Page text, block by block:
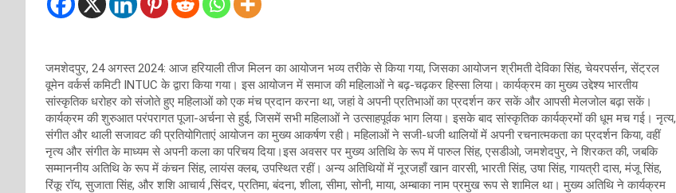
जमशेदपुर, 24 अगस्त 2024: आज हरियाली तीज मिलन का आयोजन भव्य तरीके से किया गया, जिसका आयोजन श्रीमती देविका सिंह, चेयरपर्सन, सेंट्रल
वूमेन वर्कर्स कमिटी INTUC के द्वारा किया गया। इस आयोजन में समाज की महिलाओं ने बढ़-चढ़कर हिस्सा लिया। कार्यक्रम का मुख्य उद्देश्य भारतीय
सांस्कृतिक धरोहर को संजोते हुए महिलाओं को एक मंच प्रदान करना था, जहां वे अपनी प्रतिभाओं का प्रदर्शन कर सकें और आपसी मेलजोल बढ़ा सकें।
कार्यक्रम की शुरुआत परंपरागत पूजा-अर्चना से हुई, जिसमें सभी महिलाओं ने उत्साहपूर्वक भाग लिया। इसके बाद सांस्कृतिक कार्यक्रमों की धूम मच गई। नृत्य,
संगीत और थाली सजावट की प्रतियोगिताएं आयोजन का मुख्य आकर्षण रही। महिलाओं ने सजी-धजी थालियों में अपनी रचनात्मकता का प्रदर्शन किया, वहीं
नृत्य और संगीत के माध्यम से अपनी कला का परिचय दिया।इस अवसर पर मुख्य अतिथि के रूप में पारुल सिंह, एसडीओ, जमशेदपुर, ने शिरकत की, जबकि
सम्माननीय अतिथि के रूप में कंचन सिंह, लायंस क्लब, उपस्थित रहीं। अन्य अतिथियों में नूरजहाँ खान वारसी, भारती सिंह, उषा सिंह, गायत्री दास, मंजू सिंह,
रिंकू रॉय, सुजाता सिंह, और शशि आचार्य ,सिंदर, प्रतिमा, बंदना, शीला, सीमा, सोनी, माया, अम्बाका नाम प्रमुख रूप से शामिल था। मुख्य अतिथि ने कार्यक्रम